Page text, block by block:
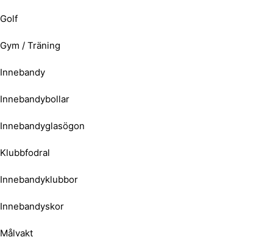
Golf
Gym / Träning
Innebandy
Innebandybollar
Innebandyglasögon
Klubbfodral
Innebandyklubbor
Innebandyskor
Målvakt